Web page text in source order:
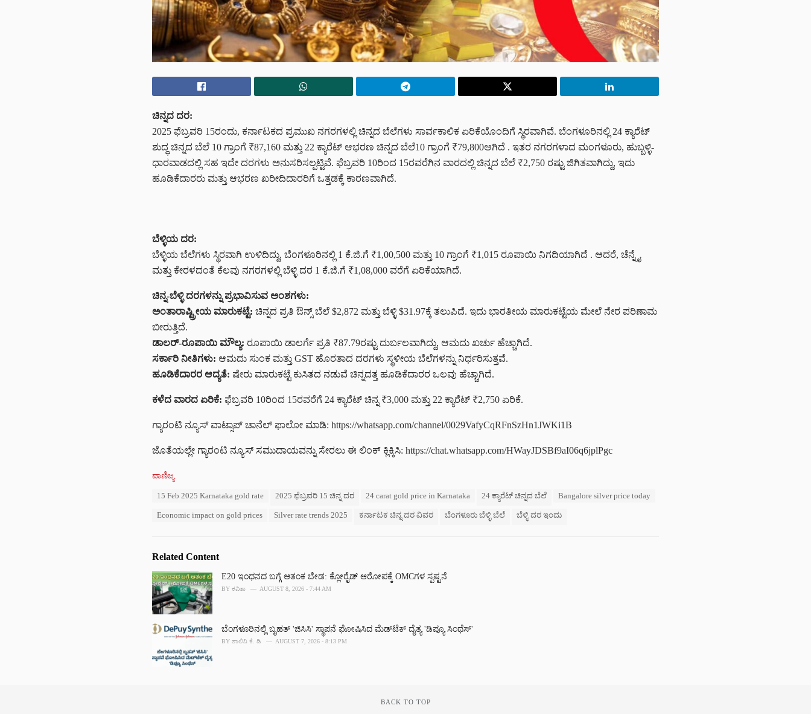
ಚಿನ್ನದ ದರ:
2025 ಫೆಬ್ರವರಿ 15ರಂದು, ಕರ್ನಾಟಕದ ಪ್ರಮುಖ ನಗರಗಳಲ್ಲಿ ಚಿನ್ನದ ಬೆಲೆಗಳು ಸಾರ್ವಕಾಲಿಕ ಏರಿಕೆಯೊಂದಿಗೆ ಸ್ಥಿರವಾಗಿವೆ. ಬೆಂಗಳೂರಿನಲ್ಲಿ 24 ಕ್ಯಾರೆಟ್
ಶುದ್ಧ ಚಿನ್ನದ ಬೆಲೆ 10 ಗ್ರಾಂಗೆ ₹87,160 ಮತ್ತು 22 ಕ್ಯಾರೆಟ್ ಆಭರಣ ಚಿನ್ನದ ಬೆಲೆ10 ಗ್ರಾಂಗೆ ₹79,800ಆಗಿದೆ . ಇತರ ನಗರಗಳಾದ ಮಂಗಳೂರು, ಹುಬ್ಬಳ್ಳಿ-
ಧಾರವಾಡದಲ್ಲಿ ಸಹ ಇದೇ ದರಗಳು ಅನುಸರಿಸಲ್ಪಟ್ಟಿವೆ. ಫೆಬ್ರವರಿ 10ರಿಂದ 15ರವರೆಗಿನ ವಾರದಲ್ಲಿ ಚಿನ್ನದ ಬೆಲೆ ₹2,750 ರಷ್ಟು ಜಿಗಿತವಾಗಿದ್ದು, ಇದು
ಹೂಡಿಕೆದಾರರು ಮತ್ತು ಆಭರಣ ಖರೀದಿದಾರರಿಗೆ ಒತ್ತಡಕ್ಕೆ ಕಾರಣವಾಗಿದೆ.
ಬೆಳ್ಳಿಯ ದರ:
ಬೆಳ್ಳಿಯ ಬೆಲೆಗಳು ಸ್ಥಿರವಾಗಿ ಉಳಿದಿದ್ದು, ಬೆಂಗಳೂರಿನಲ್ಲಿ 1 ಕೆ.ಜಿ.ಗೆ ₹1,00,500 ಮತ್ತು 10 ಗ್ರಾಂಗೆ ₹1,015 ರೂಪಾಯಿ ನಿಗದಿಯಾಗಿದೆ . ಆದರೆ, ಚೆನ್ನೈ
ಮತ್ತು ಕೇರಳದಂತೆ ಕೆಲವು ನಗರಗಳಲ್ಲಿ ಬೆಳ್ಳಿ ದರ 1 ಕೆ.ಜಿ.ಗೆ ₹1,08,000 ವರೆಗೆ ಏರಿಕೆಯಾಗಿದೆ.
ಚಿನ್ನ-ಬೆಳ್ಳಿ ದರಗಳನ್ನು ಪ್ರಭಾವಿಸುವ ಅಂಶಗಳು:
ಅಂತಾರಾಷ್ಟ್ರೀಯ ಮಾರುಕಟ್ಟೆ: ಚಿನ್ನದ ಪ್ರತಿ ಔನ್ಸ್ ಬೆಲೆ $2,872 ಮತ್ತು ಬೆಳ್ಳಿ $31.97ಕ್ಕೆ ತಲುಪಿದೆ. ಇದು ಭಾರತೀಯ ಮಾರುಕಟ್ಟೆಯ ಮೇಲೆ ನೇರ ಪರಿಣಾಮ
ಬೀರುತ್ತಿದೆ.
ಡಾಲರ್-ರೂಪಾಯಿ ಮೌಲ್ಯ: ರೂಪಾಯಿ ಡಾಲರ್ಗೆ ಪ್ರತಿ ₹87.79ರಷ್ಟು ದುರ್ಬಲವಾಗಿದ್ದು, ಆಮದು ಖರ್ಚು ಹೆಚ್ಚಾಗಿದೆ.
ಸರ್ಕಾರಿ ನೀತಿಗಳು: ಆಮದು ಸುಂಕ ಮತ್ತು GST ಹೊರತಾದ ದರಗಳು ಸ್ಥಳೀಯ ಬೆಲೆಗಳನ್ನು ನಿರ್ಧರಿಸುತ್ತವೆ.
ಹೂಡಿಕೆದಾರರ ಆದ್ಯತೆ: ಷೇರು ಮಾರುಕಟ್ಟೆ ಕುಸಿತದ ನಡುವೆ ಚಿನ್ನದತ್ತ ಹೂಡಿಕೆದಾರರ ಒಲವು ಹೆಚ್ಚಾಗಿದೆ.
ಕಳೆದ ವಾರದ ಏರಿಕೆ: ಫೆಬ್ರವರಿ 10ರಿಂದ 15ರವರೆಗೆ 24 ಕ್ಯಾರೆಟ್ ಚಿನ್ನ ₹3,000 ಮತ್ತು 22 ಕ್ಯಾರೆಟ್ ₹2,750 ಏರಿಕೆ.
ಗ್ಯಾರಂಟಿ ನ್ಯೂಸ್ ವಾಟ್ಸಾಪ್ ಚಾನೆಲ್ ಫಾಲೋ ಮಾಡಿ: https://whatsapp.com/channel/0029VafyCqRFnSzHn1JWKi1B
ಜೊತೆಯಲ್ಲೇ ಗ್ಯಾರಂಟಿ ನ್ಯೂಸ್ ಸಮುದಾಯವನ್ನು ಸೇರಲು ಈ ಲಿಂಕ್ ಕ್ಲಿಕ್ಕಿಸಿ: https://chat.whatsapp.com/HWayJDSBf9aI06q6jplPgc
C
e
s
:
ವಾಣಿಜ್ಯ
15 Feb 2025 Karnataka gold rate 2025 ಫೆಬ್ರವರಿ 15 ಚಿನ್ನ ದರ 24 carat gold price in Karnataka 24 ಕ್ಯಾರೆಟ್ ಚಿನ್ನದ ಬೆಲೆ Bangalore silver price today
Economic impact on gold prices Silver rate trends 2025 ಕರ್ನಾಟಕ ಚಿನ್ನ ದರ ವಿವರ ಬೆಂಗಳೂರು ಬೆಳ್ಳಿ ಬೆಲೆ ಬೆಳ್ಳಿ ದರ ಇಂದು
Related Content
E20 ಇಂಧನದ ಬಗ್ಗೆ ಆತಂಕ ಬೇಡ: ಕ್ಲೋರೈಡ್ ಆರೋಪಕ್ಕೆ OMCಗಳ ಸ್ಪಷ್ಟನೆ
BY ಕವಿತಾ AUGUST 8, 2026 - 7:44 AM
ಬೆಂಗಳೂರಿನಲ್ಲಿ ಬೃಹತ್ 'ಜಿಸಿಸಿ' ಸ್ಥಾಪನೆ ಘೋಷಿಸಿದ ಮೆಡ್‌ಟೆಕ್‌ ದೈತ್ಯ 'ಡಿಪ್ಯೂ ಸಿಂಥೆಸ್'
BY ಶಾಲಿನಿ ಕೆ. ಡಿ AUGUST 7, 2026 - 8:13 PM
BACK TO TOP